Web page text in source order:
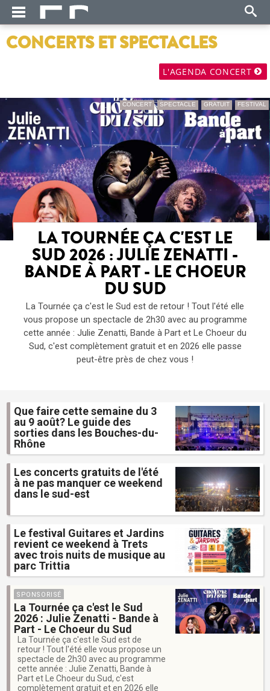
CONCERTS ET SPECTACLES
L'AGENDA CONCERT
CONCERT SPECTACLE GRATUIT FESTIVAL
LA TOURNÉE ÇA C'EST LE
SUD 2026 : JULIE ZENATTI -
BANDE À PART - LE CHOEUR
DU SUD
La Tournée ça c'est le Sud est de retour ! Tout l'été elle
vous propose un spectacle de 2h30 avec au programme
cette année : Julie Zenatti, Bande à Part et Le Choeur du
Sud, c'est complètement gratuit et en 2026 elle passe
peut-être près de chez vous !
Que faire cette semaine du 3
au 9 août? Le guide des
sorties dans les Bouches-du-
Rhône
Les concerts gratuits de l'été
à ne pas manquer ce weekend
dans le sud-est
Le festival Guitares et Jardins
revient ce weekend à Trets
avec trois nuits de musique au
parc Trittia
SPONSORISÉ
La Tournée ça c'est le Sud
2026 : Julie Zenatti - Bande à
Part - Le Choeur du Sud
La Tournée ça c'est le Sud est de
retour ! Tout l'été elle vous propose un
spectacle de 2h30 avec au programme
cette année : Julie Zenatti, Bande à
Part et Le Choeur du Sud, c'est
complètement gratuit et en 2026 elle